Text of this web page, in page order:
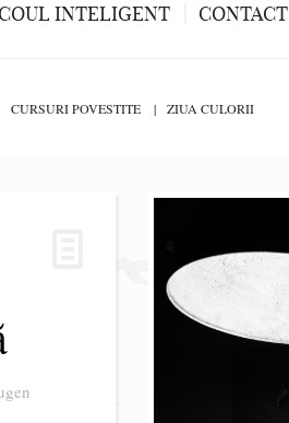
INTELIGENT CONTACT
CURSURI POVESTITE ZIUA CULORII